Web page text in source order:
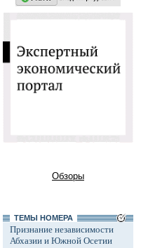
Обзоры
ТЕМЫ НОМЕРА
Признание независимости
Абхазии и Южной Осетии